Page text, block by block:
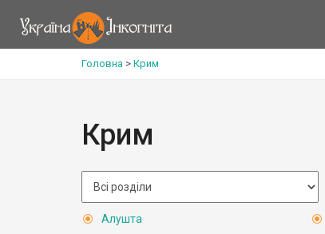
Головна > Крим
Крим
Алушта